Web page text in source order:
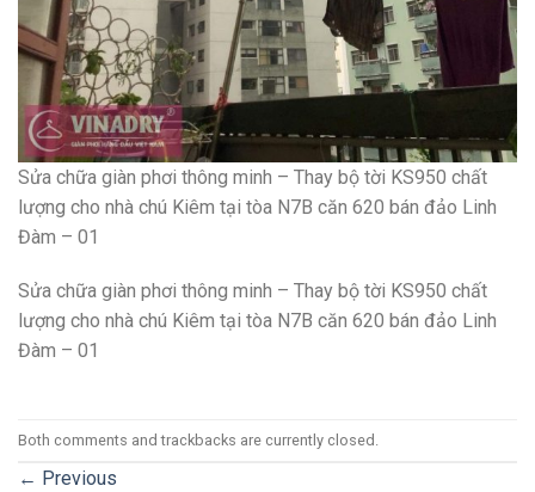
Sửa chữa giàn phơi thông minh – Thay bộ tời KS950 chất
lượng cho nhà chú Kiêm tại tòa N7B căn 620 bán đảo Linh
Đàm – 01
Sửa chữa giàn phơi thông minh – Thay bộ tời KS950 chất
lượng cho nhà chú Kiêm tại tòa N7B căn 620 bán đảo Linh
Đàm – 01
Both comments and trackbacks are currently closed.
← Previous